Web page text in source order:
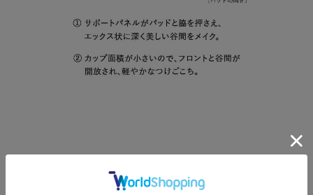
Color Variation